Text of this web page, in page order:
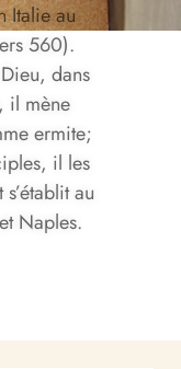
Italie au
560).
dans
il mène
ermite;
il les
au
Naples.